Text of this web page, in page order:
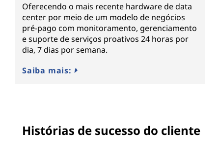
Oferecendo o mais recente hardware de data
center por meio de um modelo de negócios
pré-pago com monitoramento, gerenciamento
e suporte de serviços proativos 24 horas por
dia, 7 dias por semana.
Saiba mais:
Histórias de sucesso do cliente